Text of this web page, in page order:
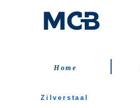
Home
Zilverstaal